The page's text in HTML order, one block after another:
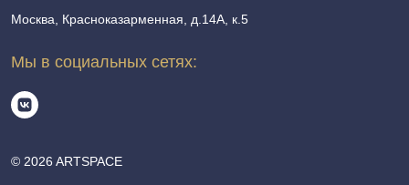
© 2026 ARTSPACE
Москва, Красноказарменная, д.14А, к.5
Мы в социальных сетях: